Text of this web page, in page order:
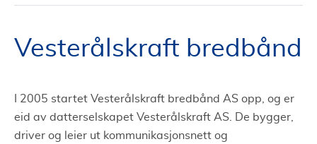
Vesterålskraft bredbånd
I 2005 startet Vesterålskraft bredbånd AS opp, og er
eid av datterselskapet Vesterålskraft AS. De bygger,
driver og leier ut kommunikasjonsnett og